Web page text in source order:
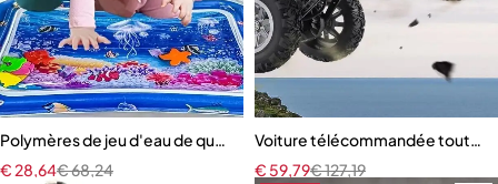
Polymères de jeu d'eau de qualité supérieure pour bébés
€68,24
€28,64
Voiture télécommandée tout-
€127,19
€ 59,79